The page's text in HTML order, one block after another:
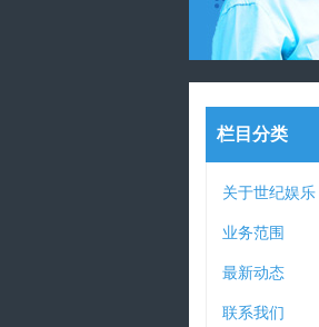
栏目分类
关于世纪娱乐
业务范围
最新动态
联系我们